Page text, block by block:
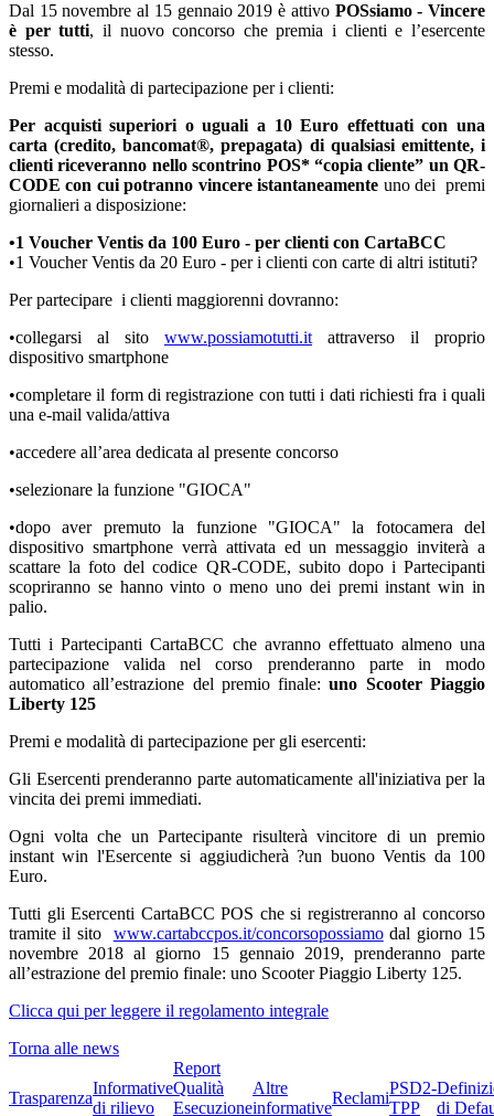
Dal 15 novembre al 15 gennaio 2019 è attivo POSsiamo - Vincere
è per tutti, il nuovo concorso che premia i clienti e l’esercente
stesso.
Premi e modalità di partecipazione per i clienti:
Per acquisti superiori o uguali a 10 Euro effettuati con una
carta (credito, bancomat®, prepagata) di qualsiasi emittente, i
clienti riceveranno nello scontrino POS* “copia cliente” un QR-
CODE con cui potranno vincere istantaneamente uno dei premi
giornalieri a disposizione:
•1 Voucher Ventis da 100 Euro - per clienti con CartaBCC
•1 Voucher Ventis da 20 Euro - per i clienti con carte di altri istituti?
Per partecipare i clienti maggiorenni dovranno:
•collegarsi al sito www.possiamotutti.it attraverso il proprio
dispositivo smartphone
•completare il form di registrazione con tutti i dati richiesti fra i quali
una e-mail valida/attiva
•accedere all’area dedicata al presente concorso
•selezionare la funzione "GIOCA"
•dopo aver premuto la funzione "GIOCA" la fotocamera del
dispositivo smartphone verrà attivata ed un messaggio inviterà a
scattare la foto del codice QR-CODE, subito dopo i Partecipanti
scopriranno se hanno vinto o meno uno dei premi instant win in
palio.
Tutti i Partecipanti CartaBCC che avranno effettuato almeno una
partecipazione valida nel corso prenderanno parte in modo
automatico all’estrazione del premio finale:uno Scooter Piaggio
Liberty 125
Premi e modalità di partecipazione per gli esercenti:
Gli Esercenti prenderanno parte automaticamente all'iniziativa per la
vincita dei premi immediati.
Ogni volta che un Partecipante risulterà vincitore di un premio
instant win l'Esercente si aggiudicherà ?un buono Ventis da 100
Euro.
Tutti gli Esercenti CartaBCC POS che si registreranno al concorso
tramite il sito www.cartabccpos.it/concorsopossiamodal giorno 15
novembre 2018 al giorno 15 gennaio 2019, prenderanno parte
all’estrazione del premio finale: uno Scooter Piaggio Liberty 125.
Clicca qui per leggere il regolamento integrale
Torna alle news
Trasparenza
Informative
di rilievo
Report
Qualità
Esecuzione
Altre
informative
Reclami
PSD2-
TPP
di